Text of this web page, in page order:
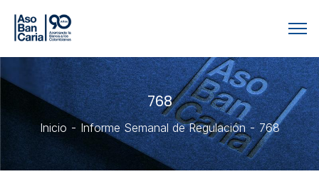
768
Inicio Informe Semanal de Regulación 768